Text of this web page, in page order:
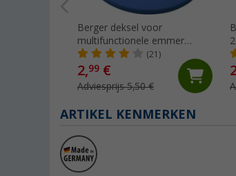
Berger deksel voor
multifunctionele emmer
nieuw
(21)
2,99 €
Adviesprijs 5,50 €
ARTIKEL KENMERKEN